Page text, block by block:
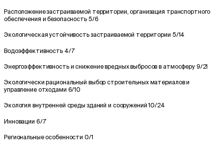
Расположение застраиваемой территории, организация транспортного
обеспечения и безопасность 5/6
Экологическая устойчивость застраиваемой территории 5/14
Водоэффективность 4/7
Энергоэффективность и снижение вредных выбросов в атмосферу 9/21
Экологически рациональный выбор строительных материалов и
управление отходами 6/10
Экология внутренней среды зданий и сооружений10/24
Инновации 6/7
Региональные особенности 0/1